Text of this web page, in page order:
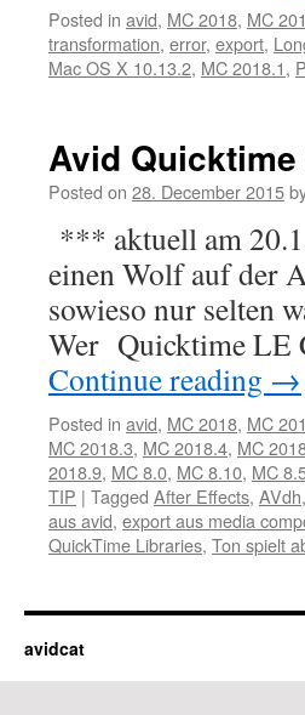
Posted in avid, MC 2018, MC
transformation, error, export,
Mac OS X 10.13.2, MC 2018.1,
Avid Quicktime
Posted on 28. December 2015
*** aktuell am
einen Wolf auf der
sowieso nur
Wer Quicktime LE
Continue reading →
Posted in avid, MC 2018, MC
MC 2018.3, MC 2018.4, MC
2018.9, MC 8.0, MC 8.10, MC
TIP | Tagged After Effects, AVdh,
aus avid, export aus media
QuickTime Libraries, Ton spielt
avidcat